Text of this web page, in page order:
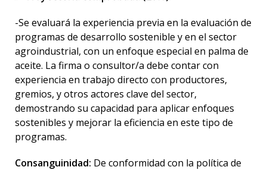
-Se evaluará la experiencia previa en la evaluación de
programas de desarrollo sostenible y en el sector
agroindustrial, con un enfoque especial en palma de
aceite. La firma o consultor/a debe contar con
experiencia en trabajo directo con productores,
gremios, y otros actores clave del sector,
demostrando su capacidad para aplicar enfoques
sostenibles y mejorar la eficiencia en este tipo de
programas.
Consanguinidad: De conformidad con la política de